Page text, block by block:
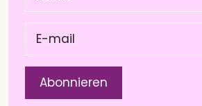
mail (Pflichtfeld)